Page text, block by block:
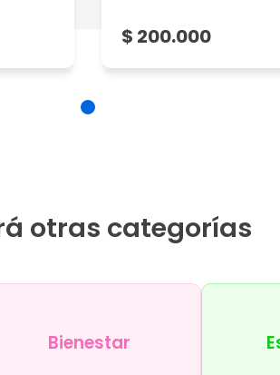
$ 200.000
otras categorías
Bienestar